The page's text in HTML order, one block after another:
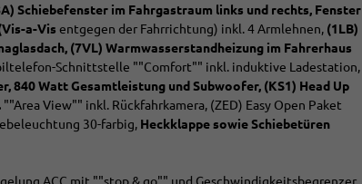
Schiebefenster im Fahrgastraum links und rechts, Fenster
a-Vis entgegen der Fahrrichtung) inkl. 4 Armlehnen, (1LB)
(7VL) Warmwasserstandheizung im Fahrerhaus
Schnittstelle ""Comfort"" inkl. induktive Ladestation,
840 Watt Gesamtleistung und Subwoofer, (KS1) Head Up
""Area View"" inkl. Rückfahrkamera, (ZED) Easy Open Paket
30-farbig, Heckklappe sowie Schiebetüren